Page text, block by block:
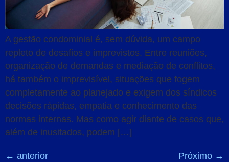
A gestão condominial é, sem dúvida, um campo
repleto de desafios e imprevistos. Entre reuniões,
organização de demandas e mediação de conflitos,
há também o imprevisível, situações que fogem
completamente ao planejado e exigem dos síndicos
decisões rápidas, empatia e conhecimento das
normas internas. Mas como agir diante de casos que,
além de inusitados, podem […]
← anterior Próximo →